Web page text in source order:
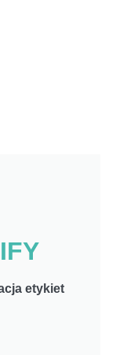
etykiet